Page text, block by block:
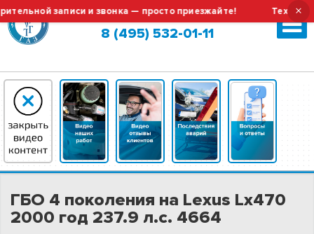
записи и звонка — просто приезжайте! ×
Москва (сменить город?)
8 (495) 532-01-11
ГБО 4 поколения на Lexus Lx470
2000 год 237.9 л.с. 4664